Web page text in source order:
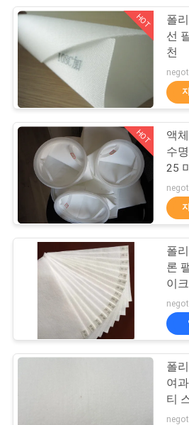
문
기
를
다
리
산업용 필터
마이크론 필
HOT
폴
선
천
HOT
액
수
25
폴
론
이
듬
폴
여
티
섭